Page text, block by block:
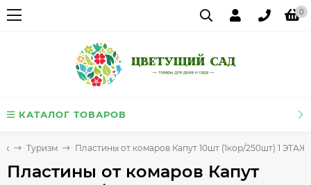
0
КАТАЛОГ ТОВАРОВ
Туризм Пластины от комаров Капут 10шт (1кор/250шт) 1 ЭТАЖ
Пластины от комаров Капут